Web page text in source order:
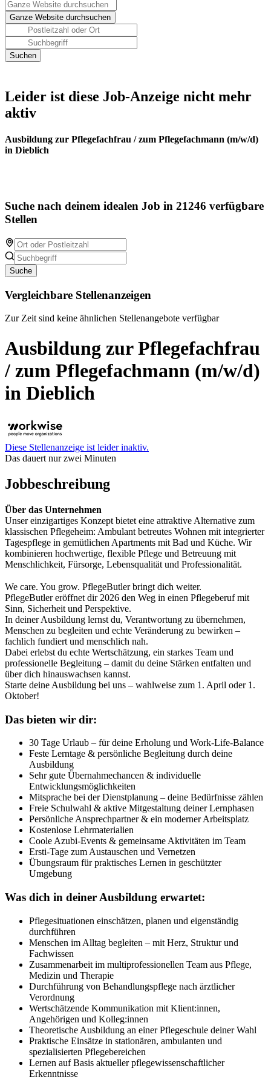
Leider ist diese Job-Anzeige nicht mehr
aktiv
Ausbildung zur Pflegefachfrau / zum Pflegefachmann (m/w/d)
in Dieblich
Suche nach deinem idealen Job in 21246 verfügbare
Stellen
Suche
Vergleichbare Stellenanzeigen
Zur Zeit sind keine ähnlichen Stellenangebote verfügbar
Ausbildung zur Pflegefachfrau
/ zum Pflegefachmann (m/w/d)
in Dieblich
Diese Stellenanzeige ist leider inaktiv.
Das dauert nur zwei Minuten
Jobbeschreibung
Über das Unternehmen
Unser einzigartiges Konzept bietet eine attraktive Alternative zum
klassischen Pflegeheim: Ambulant betreutes Wohnen mit integrierter
Tagespflege in gemütlichen Apartments mit Bad und Küche. Wir
kombinieren hochwertige, flexible Pflege und Betreuung mit
Menschlichkeit, Fürsorge, Lebensqualität und Professionalität.
We care. You grow. PflegeButler bringt dich weiter.
PflegeButler eröffnet dir 2026 den Weg in einen Pflegeberuf mit
Sinn, Sicherheit und Perspektive.
In deiner Ausbildung lernst du, Verantwortung zu übernehmen,
Menschen zu begleiten und echte Veränderung zu bewirken –
fachlich fundiert und menschlich nah.
Dabei erlebst du echte Wertschätzung, ein starkes Team und
professionelle Begleitung – damit du deine Stärken entfalten und
über dich hinauswachsen kannst.
Starte deine Ausbildung bei uns – wahlweise zum 1. April oder 1.
Oktober!
Das bieten wir dir:
30 Tage Urlaub – für deine Erholung und Work-Life-Balance
Feste Lerntage & persönliche Begleitung durch deine
Ausbildung
Sehr gute Übernahmechancen & individuelle
Entwicklungsmöglichkeiten
Mitsprache bei der Dienstplanung – deine Bedürfnisse zählen
Freie Schulwahl & aktive Mitgestaltung deiner Lernphasen
Persönliche Ansprechpartner & ein moderner Arbeitsplatz
Kostenlose Lehrmaterialien
Coole Azubi-Events & gemeinsame Aktivitäten im Team
Ersti-Tage zum Austauschen und Vernetzen
Übungsraum für praktisches Lernen in geschützter
Umgebung
Was dich in deiner Ausbildung erwartet:
Pflegesituationen einschätzen, planen und eigenständig
durchführen
Menschen im Alltag begleiten – mit Herz, Struktur und
Fachwissen
Zusammenarbeit im multiprofessionellen Team aus Pflege,
Medizin und Therapie
Durchführung von Behandlungspflege nach ärztlicher
Verordnung
Wertschätzende Kommunikation mit Klient:innen,
Angehörigen und Kolleg:innen
Theoretische Ausbildung an einer Pflegeschule deiner Wahl
Praktische Einsätze in stationären, ambulanten und
spezialisierten Pflegebereichen
Lernen auf Basis aktueller pflegewissenschaftlicher
Erkenntnisse